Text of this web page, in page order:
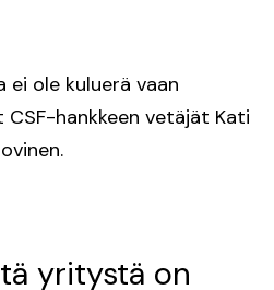
ei ole kuluerä vaan
CSF-hankkeen vetäjät Kati
yritystä on